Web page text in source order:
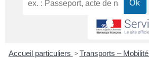
Accueil particuliers > Transports – Mobilité